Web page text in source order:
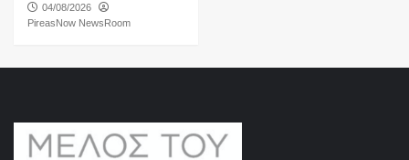
04/08/2026
PireasNow NewsRoom